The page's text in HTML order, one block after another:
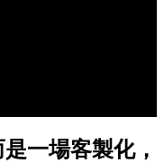
一場客製化，